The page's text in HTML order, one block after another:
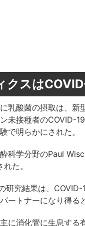
クスは
乳酸菌の摂取は、
未接種者のCOVID-
で明らかにされた。
科学分野のPaul
た。
研究結果は、
ートナーになり得
に消化管に生息す